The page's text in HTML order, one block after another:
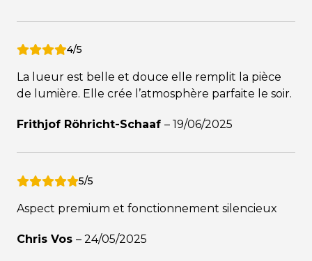
4/5
La lueur est belle et douce elle remplit la pièce
de lumière. Elle crée l’atmosphère parfaite le soir.
Frithjof Röhricht-Schaaf – 19/06/2025
5/5
Aspect premium et fonctionnement silencieux
Chris Vos – 24/05/2025